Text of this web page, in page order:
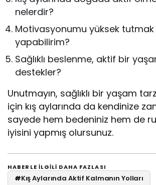
nelerdir?
Motivasyonumu yüksek
yapabilirim?
Sağlıklı beslenme, aktif bir
destekler?
Unutmayın, sağlıklı bir yaşam
için kış aylarında da kendinize
sayede hem bedeniniz hem de
iyisini yapmış olursunuz.
HABERLE ILGILI DAHA FAZLASI
#Kış Aylarında Aktif Kalmanın Yolları